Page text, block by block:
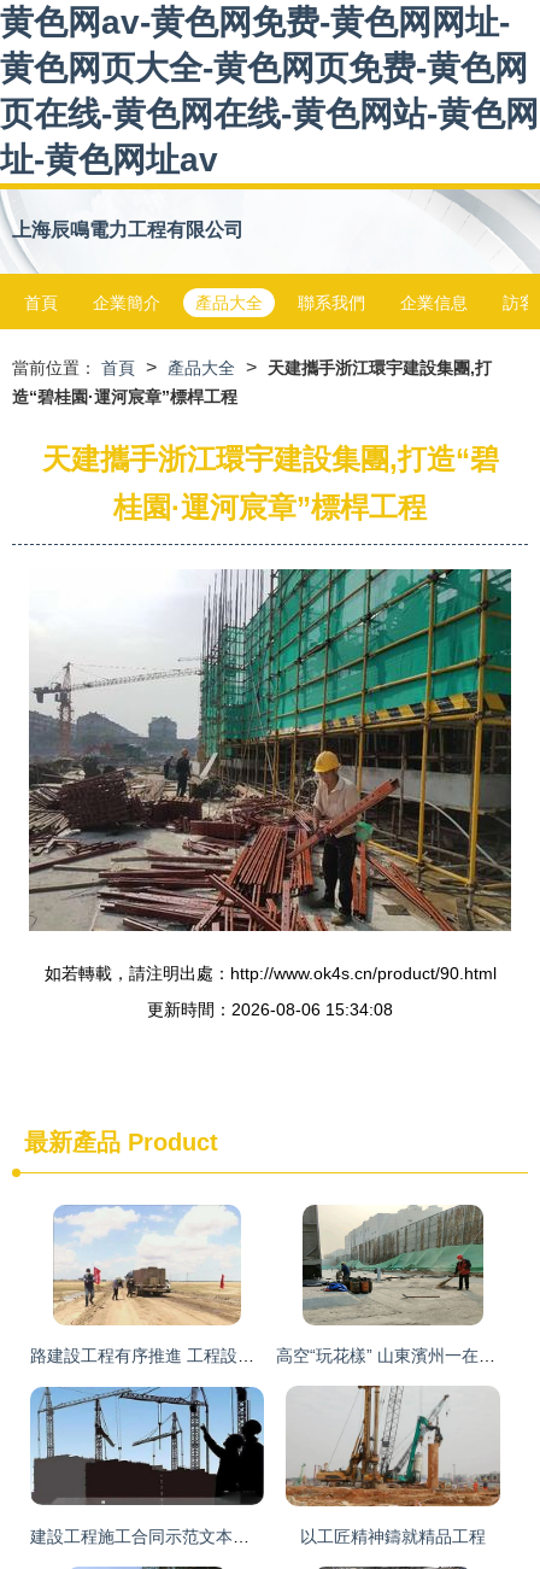
黄色网av-黄色网免费-黄色网网址-
黄色网页大全-黄色网页免费-黄色网
页在线-黄色网在线-黄色网站-黄色网
址-黄色网址av
上海辰鳴電力工程有限公司
首頁 企業簡介 產品大全 聯系我們 企業信息 訪客
當前位置： 首頁 > 產品大全 >
天建攜手浙江環宇建設集團,打
造“碧桂園·運河宸章”標桿工程
天建攜手浙江環宇建設集團,打造“碧
桂園·運河宸章”標桿工程
如若轉載，請注明出處：http://www.ok4s.cn/product/90.html
更新時間：2026-08-06 15:34:08
最新產品 Product
以工匠精神鑄就精品工程